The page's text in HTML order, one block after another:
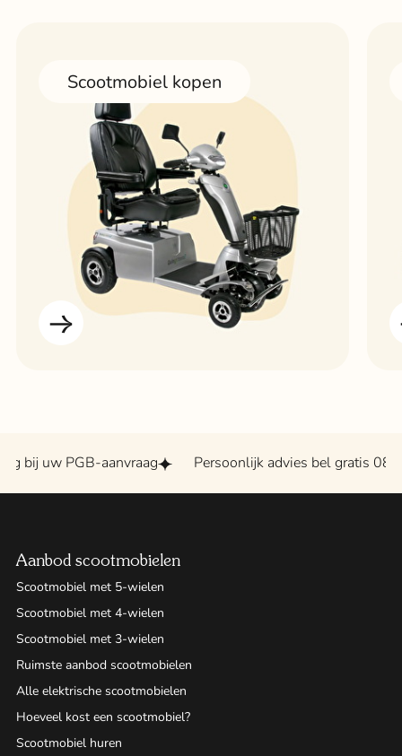
Scootmobiel kopen
PGB-aanvraag Persoonlijk advies bel gratis 0800 - 2020
Aanbod scootmobielen
Scootmobiel met 5-wielen
Scootmobiel met 4-wielen
Scootmobiel met 3-wielen
Ruimste aanbod scootmobielen
Alle elektrische scootmobielen
Hoeveel kost een scootmobiel?
Scootmobiel huren